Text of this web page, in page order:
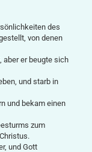
des
von denen
aber er beugte sich
und starb in
und bekam einen
zum
und Gott